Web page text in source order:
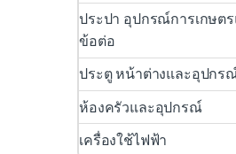
ประปา อุปกรณ์การเกษต
ข้อต่อ
ประตู หน้าต่างและอุปกร
ห้องครัวและอุปกรณ์
เครื่องใช้ไฟฟ้า